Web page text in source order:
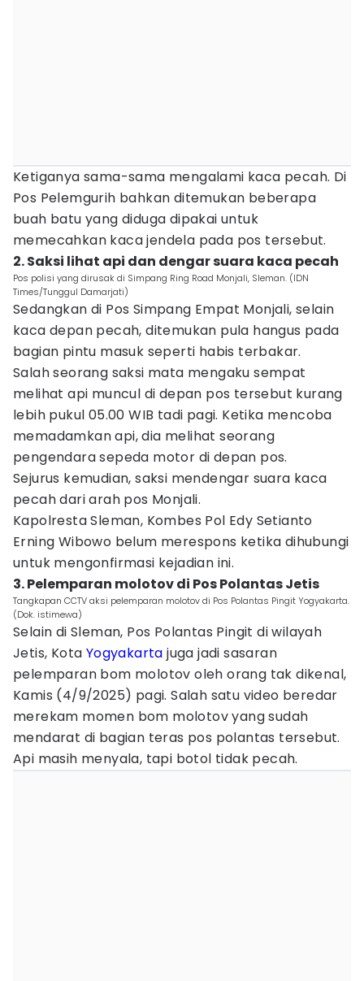
Ketiganya sama-sama mengalami kaca pecah. Di
Pos Pelemgurih bahkan ditemukan beberapa
buah batu yang diduga dipakai untuk
memecahkan kaca jendela pada pos tersebut.
2. Saksi lihat api dan dengar suara kaca pecah
Pos polisi yang dirusak di Simpang Ring Road Monjali, Sleman. (IDN
Times/Tunggul Damarjati)
Sedangkan di Pos Simpang Empat Monjali, selain
kaca depan pecah, ditemukan pula hangus pada
bagian pintu masuk seperti habis terbakar.
Salah seorang saksi mata mengaku sempat
melihat api muncul di depan pos tersebut kurang
lebih pukul 05.00 WIB tadi pagi. Ketika mencoba
memadamkan api, dia melihat seorang
pengendara sepeda motor di depan pos.
Sejurus kemudian, saksi mendengar suara kaca
pecah dari arah pos Monjali.
Kapolresta Sleman, Kombes Pol Edy Setianto
Erning Wibowo belum merespons ketika dihubungi
untuk mengonfirmasi kejadian ini.
3. Pelemparan molotov di Pos Polantas Jetis
Tangkapan CCTV aksi pelemparan molotov di Pos Polantas Pingit Yogyakarta.
(Dok. istimewa)
Selain di Sleman, Pos Polantas Pingit di wilayah
Jetis, Kota Yogyakarta juga jadi sasaran
pelemparan bom molotov oleh orang tak dikenal,
Kamis (4/9/2025) pagi. Salah satu video beredar
merekam momen bom molotov yang sudah
mendarat di bagian teras pos polantas tersebut.
Api masih menyala, tapi botol tidak pecah.